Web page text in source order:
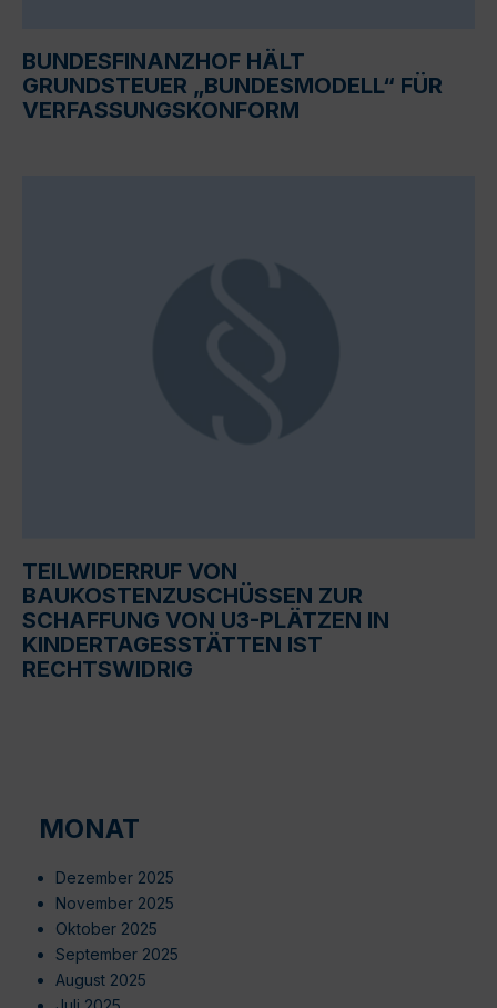
BUNDESFINANZHOF HÄLT
GRUNDSTEUER „BUNDESMODELL“ FÜR
VERFASSUNGSKONFORM
TEILWIDERRUF VON
BAUKOSTENZUSCHÜSSEN ZUR
SCHAFFUNG VON U3-PLÄTZEN IN
KINDERTAGESSTÄTTEN IST
RECHTSWIDRIG
MONAT
Dezember 2025
November 2025
Oktober 2025
September 2025
August 2025